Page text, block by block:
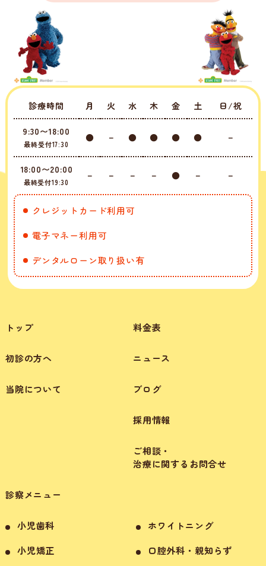
診療時間 月 火 水 木 金 土 日/祝
9:30〜18:00
最終受付17:30
● － ● ● ● ● －
18:00〜20:00
最終受付19:30
－ － － － ● － －
クレジットカード利用可
電子マネー利用可
デンタルローン取り扱い有
トップ
初診の方へ
当院について
診察メニュー
小児歯科
小児矯正
ホワイトニング
口腔外科・親知らず
料金表
ニュース
ブログ
採用情報
ご相談・
治療に関するお問合せ